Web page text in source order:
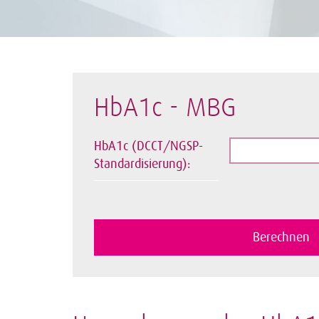
HbA1c - MBG
HbA1c (DCCT/NGSP-
Standardisierung):